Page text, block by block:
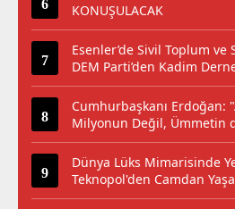
KONUŞULACAK
Esenler’de Sivil Toplum ve
DEM Parti’den Kadim
Cumhurbaşkanı Erdoğan:
Milyonun Değil, Ümmetin
Dünya Lüks Mimarisinde
Teknopol'den Camdan